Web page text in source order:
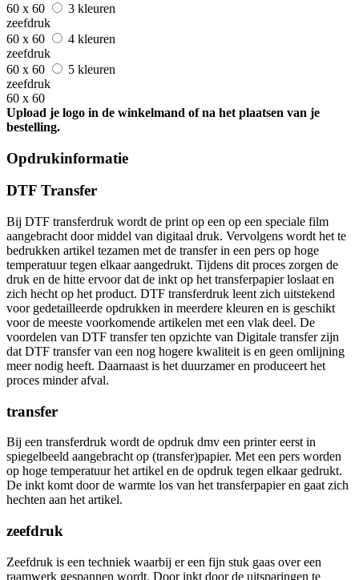
60 x 60
3 kleuren
zeefdruk
60 x 60
4 kleuren
zeefdruk
60 x 60
5 kleuren
zeefdruk
60 x 60
Upload je logo in de winkelmand of na het plaatsen van je
bestelling.
Opdrukinformatie
DTF Transfer
Bij DTF transferdruk wordt de print op een op een speciale film
aangebracht door middel van digitaal druk. Vervolgens wordt het te
bedrukken artikel tezamen met de transfer in een pers op hoge
temperatuur tegen elkaar aangedrukt. Tijdens dit proces zorgen de
druk en de hitte ervoor dat de inkt op het transferpapier loslaat en
zich hecht op het product. DTF transferdruk leent zich uitstekend
voor gedetailleerde opdrukken in meerdere kleuren en is geschikt
voor de meeste voorkomende artikelen met een vlak deel. De
voordelen van DTF transfer ten opzichte van Digitale transfer zijn
dat DTF transfer van een nog hogere kwaliteit is en geen omlijning
meer nodig heeft. Daarnaast is het duurzamer en produceert het
proces minder afval.
transfer
Bij een transferdruk wordt de opdruk dmv een printer eerst in
spiegelbeeld aangebracht op (transfer)papier. Met een pers worden
op hoge temperatuur het artikel en de opdruk tegen elkaar gedrukt.
De inkt komt door de warmte los van het transferpapier en gaat zich
hechten aan het artikel.
zeefdruk
Zeefdruk is een techniek waarbij er een fijn stuk gaas over een
raamwerk gespannen wordt. Door inkt door de uitsparingen te